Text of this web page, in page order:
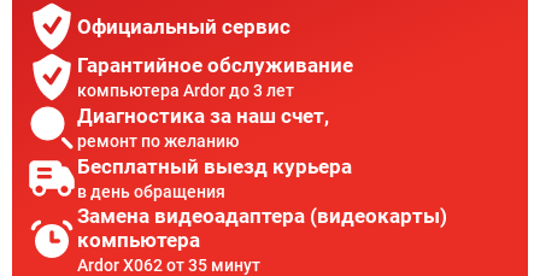
Официальный сервис
Гарантийное обслуживание
компьютера Ardor до 3 лет
Диагностика за наш счет,
ремонт по желанию
Бесплатный выезд курьера
в день обращения
Замена видеоадаптера (видеокарты)
компьютера
Ardor X062 от 35 минут